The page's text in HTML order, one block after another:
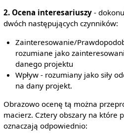
2. Ocena interesariuszy-
dwóch następujących czynników:
Zainteresowanie/
rozumiane jako
danego projektu
Wpływ - rozumiany jako siły
na dany projekt.
Obrazowo ocenę tą można
macierz. Cztery obszary na które
oznaczają odpowiednio: